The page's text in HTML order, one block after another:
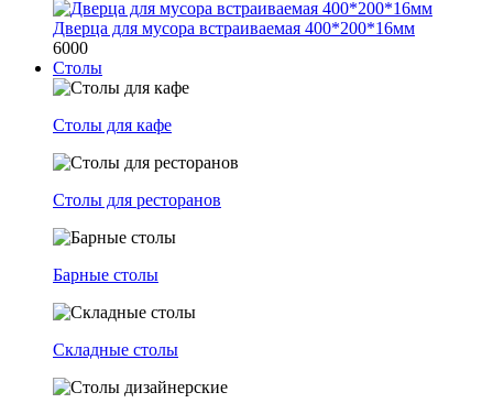
Дверца для мусора встраиваемая 400*200*16мм
6000
Столы
Столы для кафе
Столы для ресторанов
Барные столы
Складные столы